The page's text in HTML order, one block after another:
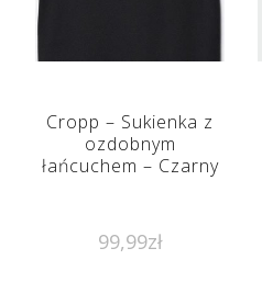
Cropp – Sukienka z
ozdobnym
łańcuchem – Czarny
99,99zł